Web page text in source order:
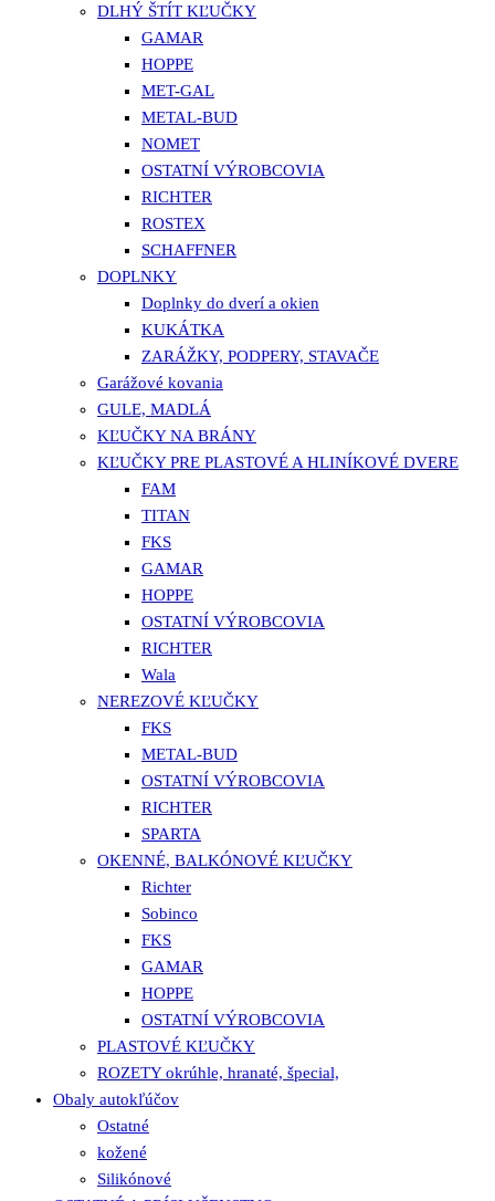
DLHÝ ŠTÍT KĽUČKY
GAMAR
HOPPE
MET-GAL
METAL-BUD
NOMET
OSTATNÍ VÝROBCOVIA
RICHTER
ROSTEX
SCHAFFNER
DOPLNKY
Doplnky do dverí a okien
KUKÁTKA
ZARÁŽKY, PODPERY, STAVAČE
Garážové kovania
GULE, MADLÁ
KĽUČKY NA BRÁNY
KĽUČKY PRE PLASTOVÉ A HLINÍKOVÉ DVERE
FAM
TITAN
FKS
GAMAR
HOPPE
OSTATNÍ VÝROBCOVIA
RICHTER
Wala
NEREZOVÉ KĽUČKY
FKS
METAL-BUD
OSTATNÍ VÝROBCOVIA
RICHTER
SPARTA
OKENNÉ, BALKÓNOVÉ KĽUČKY
Richter
Sobinco
FKS
GAMAR
HOPPE
OSTATNÍ VÝROBCOVIA
PLASTOVÉ KĽUČKY
ROZETY okrúhle, hranaté, špecial,
Obaly autokľúčov
Ostatné
kožené
Silikónové